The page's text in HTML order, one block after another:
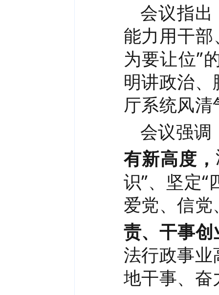
会议指
能力用干
为要让位”
明讲政治
厅系统风
会议强调
有新高度，
识”、坚定“
爱党、信
责、干事
法行政事
地干事、